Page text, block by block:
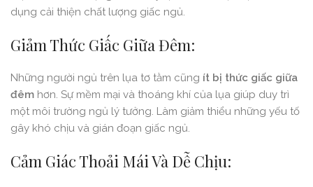
dụng cải thiện chất lượng giấc ngủ.
Giảm Thức Giấc Giữa Đêm:
Những người ngủ trên lụa tơ tằm cũng ít bị thức giấc giữa
đêm hơn. Sự mềm mại và thoáng khí của lụa giúp duy trì
một môi trường ngủ lý tưởng. Làm giảm thiểu những yếu tố
gây khó chịu và gián đoạn giấc ngủ.
Cảm Giác Thoải Mái Và Dễ Chịu: